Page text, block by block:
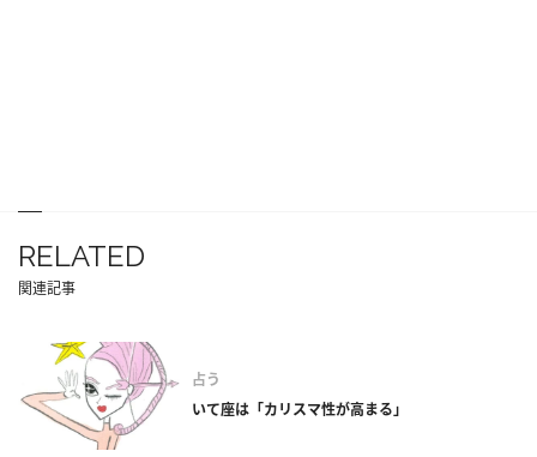
RELATED
関連記事
占う
いて座は「カリスマ性が高まる」